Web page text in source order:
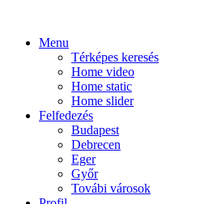
Menu
Térképes keresés
Home video
Home static
Home slider
Felfedezés
Budapest
Debrecen
Eger
Győr
Továbi városok